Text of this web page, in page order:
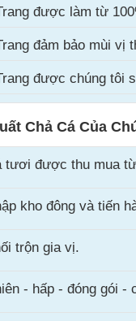
được làm từ
đảm bảo mùi vị
được chúng tôi
Chả Cá Của
tươi được thu mua
kho đông và tiến
trộn gia vị.
- hấp - đóng gói -